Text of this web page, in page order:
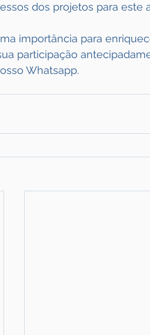
dos projetos para este
importância para
participação
Whatsapp.